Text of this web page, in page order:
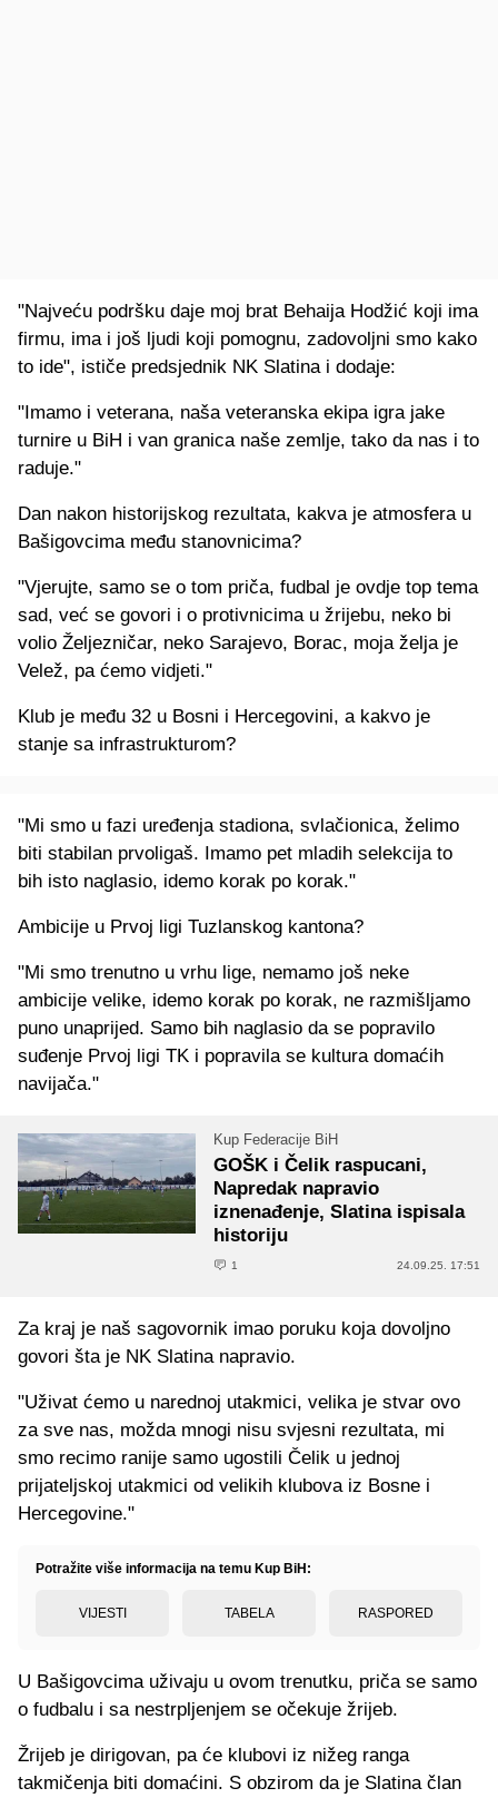
"Najveću podršku daje moj brat Behaija Hodžić koji ima
firmu, ima i još ljudi koji pomognu, zadovoljni smo kako
to ide", ističe predsjednik NK Slatina i dodaje:
"Imamo i veterana, naša veteranska ekipa igra jake
turnire u BiH i van granica naše zemlje, tako da nas i to
raduje."
Dan nakon historijskog rezultata, kakva je atmosfera u
Bašigovcima među stanovnicima?
"Vjerujte, samo se o tom priča, fudbal je ovdje top tema
sad, već se govori i o protivnicima u žrijebu, neko bi
volio Željezničar, neko Sarajevo, Borac, moja želja je
Velež, pa ćemo vidjeti."
Klub je među 32 u Bosni i Hercegovini, a kakvo je
stanje sa infrastrukturom?
"Mi smo u fazi uređenja stadiona, svlačionica, želimo
biti stabilan prvoligaš. Imamo pet mladih selekcija to
bih isto naglasio, idemo korak po korak."
Ambicije u Prvoj ligi Tuzlanskog kantona?
"Mi smo trenutno u vrhu lige, nemamo još neke
ambicije velike, idemo korak po korak, ne razmišljamo
puno unaprijed. Samo bih naglasio da se popravilo
suđenje Prvoj ligi TK i popravila se kultura domaćih
navijača."
Kup Federacije BiH
GOŠK i Čelik raspucani,
Napredak napravio
iznenađenje, Slatina ispisala
historiju
1 24.09.25. 17:51
Za kraj je naš sagovornik imao poruku koja dovoljno
govori šta je NK Slatina napravio.
"Uživat ćemo u narednoj utakmici, velika je stvar ovo
za sve nas, možda mnogi nisu svjesni rezultata, mi
smo recimo ranije samo ugostili Čelik u jednoj
prijateljskoj utakmici od velikih klubova iz Bosne i
Hercegovine."
Potražite više informacija na temu Kup BiH:
VIJESTI TABELA RASPORED
U Bašigovcima uživaju u ovom trenutku, priča se samo
o fudbalu i sa nestrpljenjem se očekuje žrijeb.
Žrijeb je dirigovan, pa će klubovi iz nižeg ranga
takmičenja biti domaćini. S obzirom da je Slatina član